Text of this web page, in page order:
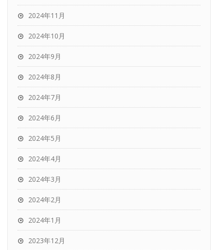
2024年11月
2024年10月
2024年9月
2024年8月
2024年7月
2024年6月
2024年5月
2024年4月
2024年3月
2024年2月
2024年1月
2023年12月